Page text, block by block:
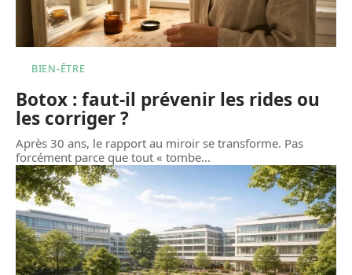
BIEN-ÊTRE
Botox : faut-il prévenir les rides ou
les corriger ?
Après 30 ans, le rapport au miroir se transforme. Pas
forcément parce que tout « tombe…